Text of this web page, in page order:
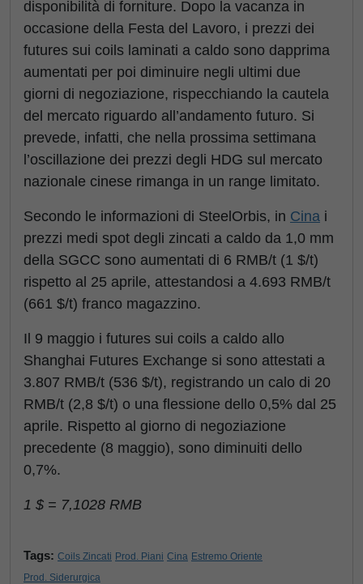
disponibilità di forniture. Dopo la vacanza in
occasione della Festa del Lavoro, i prezzi dei
futures sui coils laminati a caldo sono dapprima
aumentati per poi diminuire negli ultimi due
giorni di negoziazione, rispecchiando la cautela
del mercato riguardo all’andamento futuro. Si
prevede, infatti, che nella prossima settimana
l’oscillazione dei prezzi degli HDG sul mercato
nazionale cinese rimanga in un range limitato.
Secondo le informazioni di SteelOrbis, in Cina i
prezzi medi spot degli zincati a caldo da 1,0 mm
della SGCC sono aumentati di 6 RMB/t (1 $/t)
rispetto al 25 aprile, attestandosi a 4.693 RMB/t
(661 $/t) franco magazzino.
Il 9 maggio i futures sui coils a caldo allo
Shanghai Futures Exchange si sono attestati a
3.807 RMB/t (536 $/t), registrando un calo di 20
RMB/t (2,8 $/t) o una flessione dello 0,5% dal 25
aprile. Rispetto al giorno di negoziazione
precedente (8 maggio), sono diminuiti dello
0,7%.
1 $ = 7,1028 RMB
Tags: Coils Zincati Prod. Piani Cina Estremo Oriente
Prod. Siderurgica